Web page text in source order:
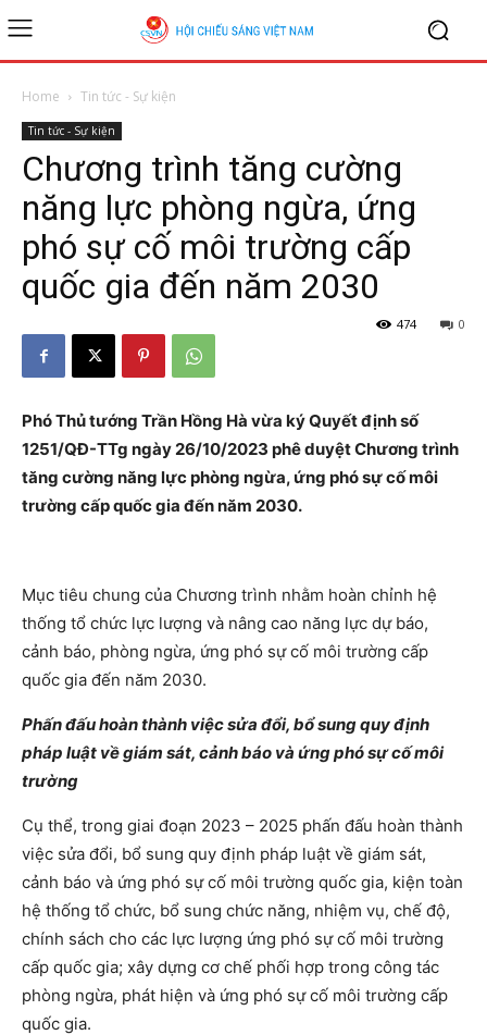
Home Tin tức - Sự kiện
Tin tức - Sự kiện
Chương trình tăng cường
năng lực phòng ngừa, ứng
phó sự cố môi trường cấp
quốc gia đến năm 2030
0
474
Phó Thủ tướng Trần Hồng Hà vừa ký Quyết định số
1251/QĐ-TTg ngày 26/10/2023 phê duyệt Chương trình
tăng cường năng lực phòng ngừa, ứng phó sự cố môi
trường cấp quốc gia đến năm 2030.
Mục tiêu chung của Chương trình nhằm hoàn chỉnh hệ
thống tổ chức lực lượng và nâng cao năng lực dự báo,
cảnh báo, phòng ngừa, ứng phó sự cố môi trường cấp
quốc gia đến năm 2030.
Phấn đấu hoàn thành việc sửa đổi, bổ sung quy định
pháp luật về giám sát, cảnh báo và ứng phó sự cố môi
trường
Cụ thể, trong giai đoạn 2023 – 2025 phấn đấu hoàn thành
việc sửa đổi, bổ sung quy định pháp luật về giám sát,
cảnh báo và ứng phó sự cố môi trường quốc gia, kiện toàn
hệ thống tổ chức, bổ sung chức năng, nhiệm vụ, chế độ,
chính sách cho các lực lượng ứng phó sự cố môi trường
cấp quốc gia; xây dựng cơ chế phối hợp trong công tác
phòng ngừa, phát hiện và ứng phó sự cố môi trường cấp
quốc gia.